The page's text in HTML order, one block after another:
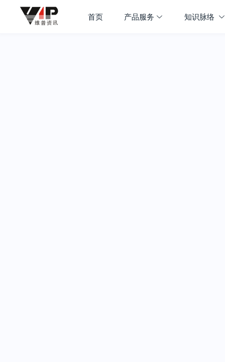
首页 产品服务 知识脉络